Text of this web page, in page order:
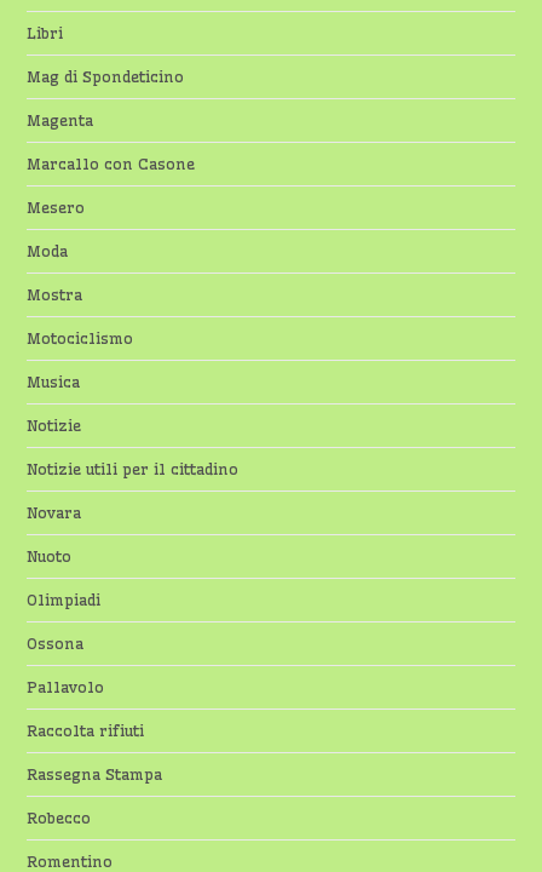
Libri
Mag di Spondeticino
Magenta
Marcallo con Casone
Mesero
Moda
Mostra
Motociclismo
Musica
Notizie
Notizie utili per il cittadino
Novara
Nuoto
Olimpiadi
Ossona
Pallavolo
Raccolta rifiuti
Rassegna Stampa
Robecco
Romentino